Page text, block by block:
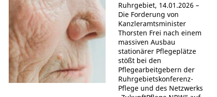
Ruhrgebiet, 14.01.2026 –
Die Forderung von
Kanzleramtsminister
Thorsten Frei nach einem
massiven Ausbau
stationärer Pflegeplätze
stößt bei den
Pflegearbeitgebern der
Ruhrgebietskonferenz-
Pflege und des Netzwerks